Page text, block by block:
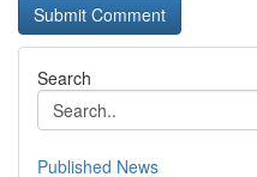
Search
Published News